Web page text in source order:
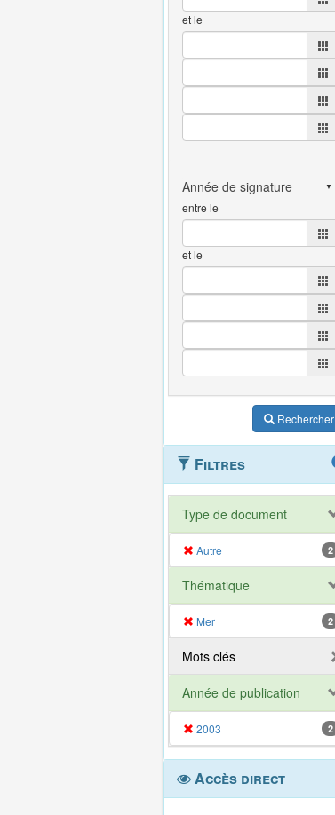
et le
entre le
et le
Rechercher
Filtres
Type de document
Autre 2
Thématique
Mer 2
Mots clés
Année de publication
2003 2
Accès direct